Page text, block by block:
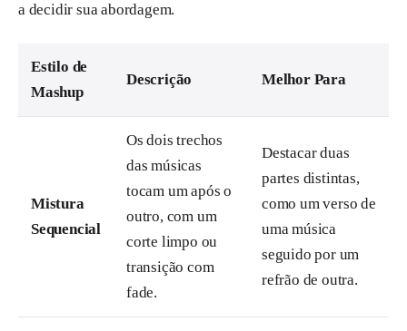
a decidir sua abordagem.
Estilo de
Mashup
Descrição Melhor Para
Mistura
Sequencial
Os dois trechos
das músicas
tocam um após o
outro, com um
corte limpo ou
transição com
fade.
Destacar duas
partes distintas,
como um verso de
uma música
seguido por um
refrão de outra.